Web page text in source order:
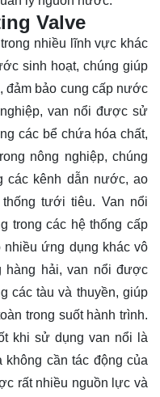
Valve
nhiều lĩnh vực khác
sinh hoạt, chúng giúp
đảm bảo cung cấp nước
van nổi được sử
các bể chứa hóa chất,
nông nghiệp, chúng
các kênh dẫn nước, ao
tưới tiêu. Van nổi
trong các hệ thống cấp
ứng dụng khác vô
hàng hải, van nổi được
các tàu và thuyền, giúp
trong suốt hành trình.
khi sử dụng van nổi là
cần tác động của
rất nhiều nguồn lực và